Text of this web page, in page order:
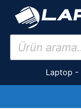
İçeriğe
Products
search
Laptop -